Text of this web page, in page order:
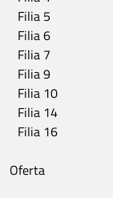
Filia 5
Filia 6
Filia 7
Filia 9
Filia 10
Filia 14
Filia 16
Oferta